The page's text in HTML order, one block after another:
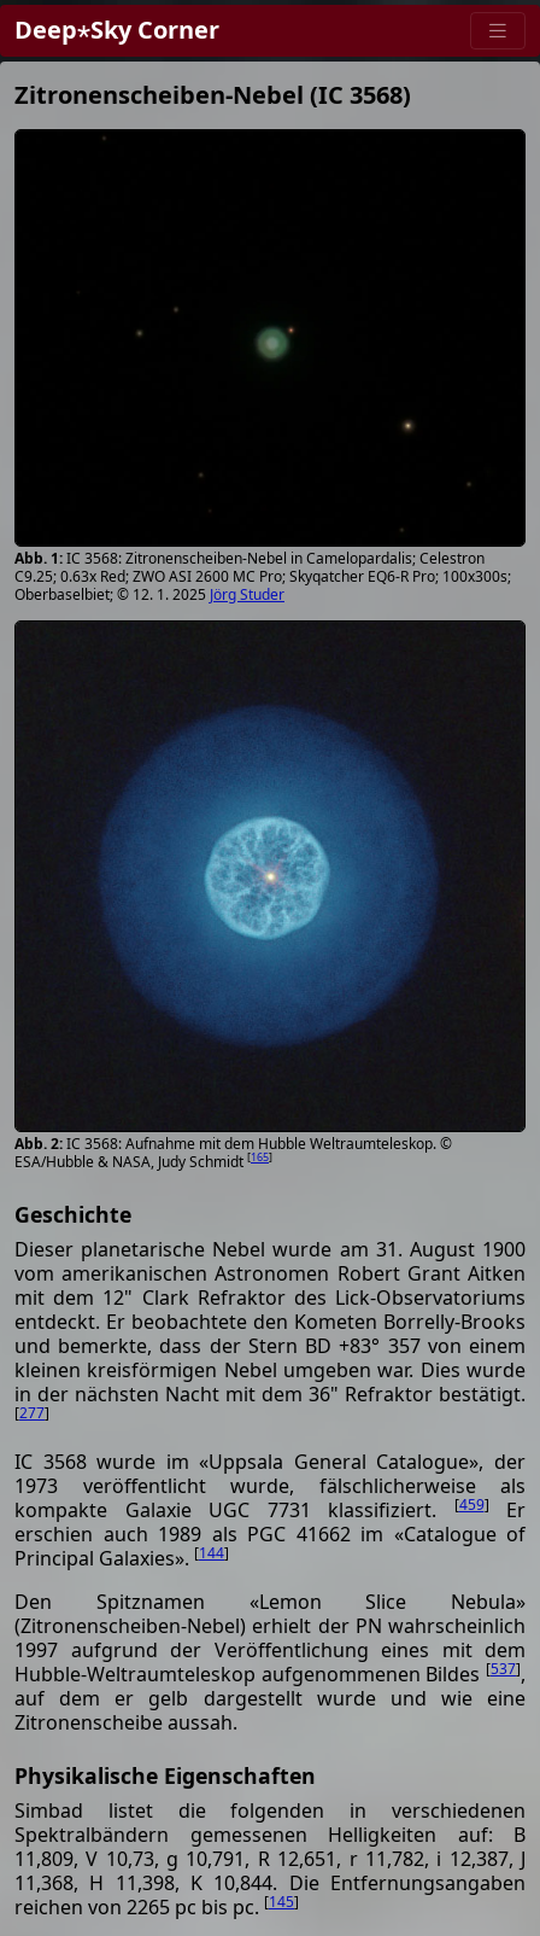
Deep⋆Sky Corner
Zitronenscheiben-Nebel (IC 3568)
IC 3568: Zitronenscheiben-Nebel in Camelopardalis; Celestron
C9.25; 0.63x Red; ZWO ASI 2600 MC Pro; Skyqatcher EQ6-R Pro; 100x300s;
Oberbaselbiet; © 12. 1. 2025 Jörg Studer
IC 3568: Aufnahme mit dem Hubble Weltraumteleskop. ©
ESA/Hubble & NASA, Judy Schmidt [165]
Geschichte
Dieser planetarische Nebel wurde am 31. August 1900
vom amerikanischen Astronomen Robert Grant Aitken
mit dem 12" Clark Refraktor des Lick-Observatoriums
entdeckt. Er beobachtete den Kometen Borrelly-Brooks
und bemerkte, dass der Stern BD +83° 357 von einem
kleinen kreisförmigen Nebel umgeben war. Dies wurde
in der nächsten Nacht mit dem 36" Refraktor bestätigt.
[277]
IC 3568 wurde im «Uppsala General Catalogue», der
1973 veröffentlicht wurde, fälschlicherweise als
kompakte Galaxie UGC 7731 klassifiziert.
[459]
Er
erschien auch 1989 als PGC 41662 im «Catalogue of
Principal Galaxies». [144]
Den Spitznamen «Lemon Slice Nebula»
(Zitronenscheiben-Nebel) erhielt der PN wahrscheinlich
1997 aufgrund der Veröffentlichung eines mit dem
Hubble-Weltraumteleskop aufgenommenen Bildes [537],
auf dem er gelb dargestellt wurde und wie eine
Zitronenscheibe aussah.
Physikalische Eigenschaften
Simbad listet die folgenden in verschiedenen
Spektralbändern gemessenen Helligkeiten auf: B
11,809, V 10,73, g 10,791, R 12,651, r 11,782, i 12,387, J
11,368, H 11,398, K 10,844. Die Entfernungsangaben
reichen von 2265 pc bis pc. [145]